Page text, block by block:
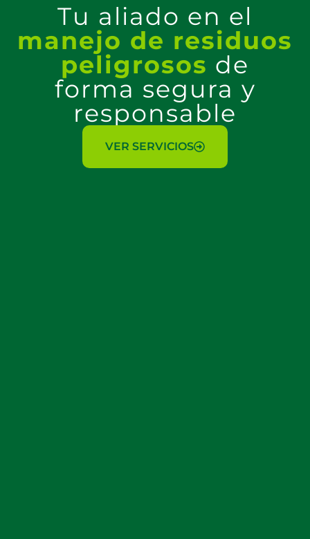
Tu aliado en el
manejo de residuos
peligrosos de
forma segura y
responsable
VER SERVICIOS